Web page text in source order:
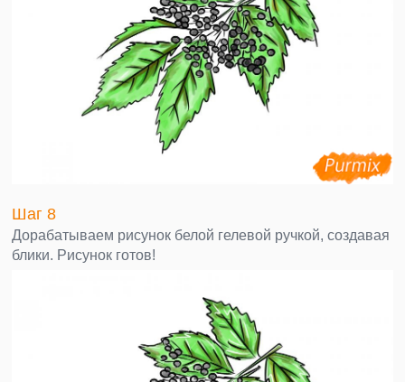
Шаг 8
Дорабатываем рисунок белой гелевой ручкой, создавая
блики. Рисунок готов!